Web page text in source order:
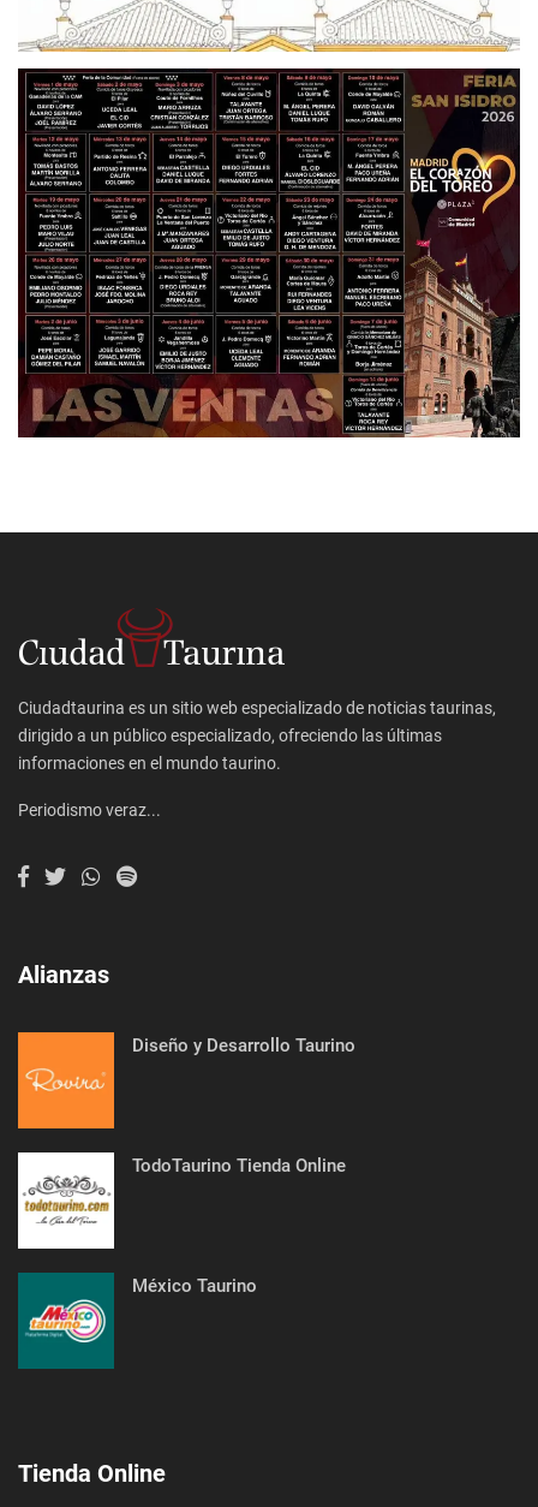
Ciudadtaurina es un sitio web especializado de noticias taurinas,
dirigido a un público especializado, ofreciendo las últimas
informaciones en el mundo taurino.
Periodismo veraz...
Alianzas
Diseño y Desarrollo Taurino
TodoTaurino Tienda Online
México Taurino
Tienda Online